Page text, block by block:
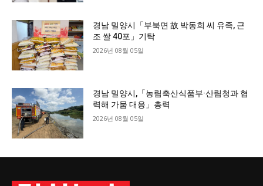
경남 밀양시「부북면 故 박동희 씨 유족, 근
조 쌀 40포」기탁
2026년 08월 05일
경남 밀양시,「농림축산식품부·산림청과 협
력해 가뭄 대응」총력
2026년 08월 05일